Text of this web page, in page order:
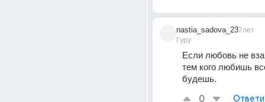
nastia_sadova_23
Гуру
7лет
Если любовь не
тем кого любишь
будешь.
0